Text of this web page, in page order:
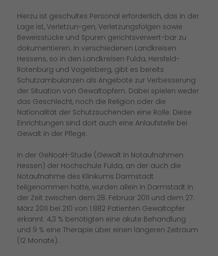
Hierzu ist geschultes Personal erforderlich, das in der
Lage ist, Verletzun-gen, Verletzungsfolgen sowie
Beweisstücke und Spuren gerichtsverwert-bar zu
dokumentieren. In verschiedenen Landkreisen
Hessens, so in den Landkreisen Fulda, Hersfeld-
Rotenburg und Vogelsberg, gibt es bereits
Schutzambulanzen als Angebote zur Verbesserung
der Situation von Gewaltopfern. Dabei spielen weder
das Geschlecht, noch die Religion oder die
Nationalität der Schutzsuchenden eine Rolle. Diese
Einrichtungen sind dort auch eine Anlaufstelle bei
Gewalt in der Pflege.
In der GeNoaH-Studie (Gewalt in Notaufnahmen
Hessen) der Hochschule Fulda, an der auch die
Notaufnahme des Klinikums Darmstadt
teilgenommen hatte, wurden allein in Darmstadt in
der Zeit zwischen dem 28. Februar 2011 und dem 27.
März 2011 bei 210 von 1.882 Patienten Gewaltopfer
erkannt. 4,3 % benötigten eine akute Behandlung
und 9 % eine Therapie über einen längeren Zeitraum
(12 Monate).